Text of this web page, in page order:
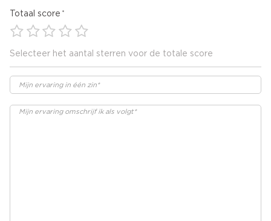
Totaal score
Selecteer het aantal sterren voor de totale score